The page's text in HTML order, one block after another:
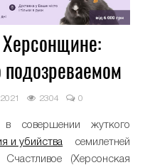
Херсонщине:
2304 0
совершении жуткого
и убийства семилетней
(Херсонская